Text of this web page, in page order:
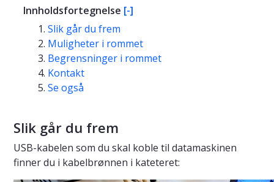
Innholdsfortegnelse [-]
Slik går du frem
Muligheter i rommet
Begrensninger i rommet
Kontakt
Se også
Slik går du frem
USB-kabelen som du skal koble til datamaskinen
finner du i kabelbrønnen i kateteret: